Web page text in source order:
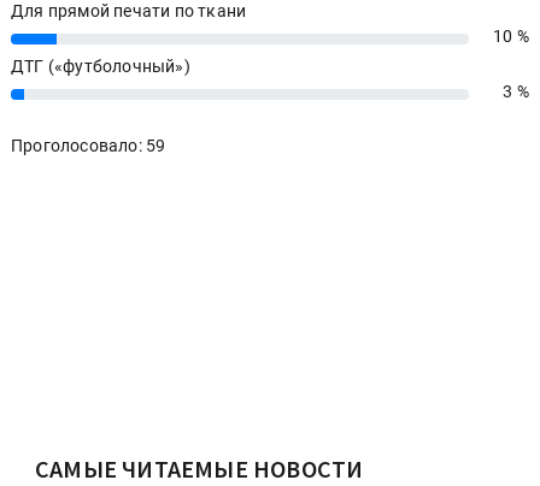
Для прямой печати по ткани
10%
10 %
ДТГ («футболочный»)
3% 3 %
Проголосовало: 59
САМЫЕ ЧИТАЕМЫЕ НОВОСТИ